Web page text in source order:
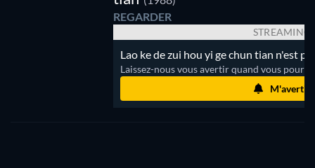
REGARDER
STREAMING
Lao ke de zui hou yi ge chun tian n'est
Laissez-nous vous avertir quand vous
M'avertir